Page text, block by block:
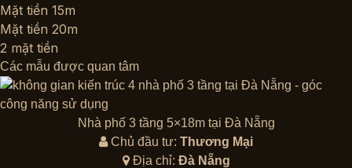
Mặt tiền 15m
Mặt tiền 20m
2 mặt tiền
Các mẫu được quan tâm
Nhà phố 3 tầng 5×18m tại Đà Nẵng
Chủ đầu tư: Thương Mại
Địa chỉ: Đà Nẵng